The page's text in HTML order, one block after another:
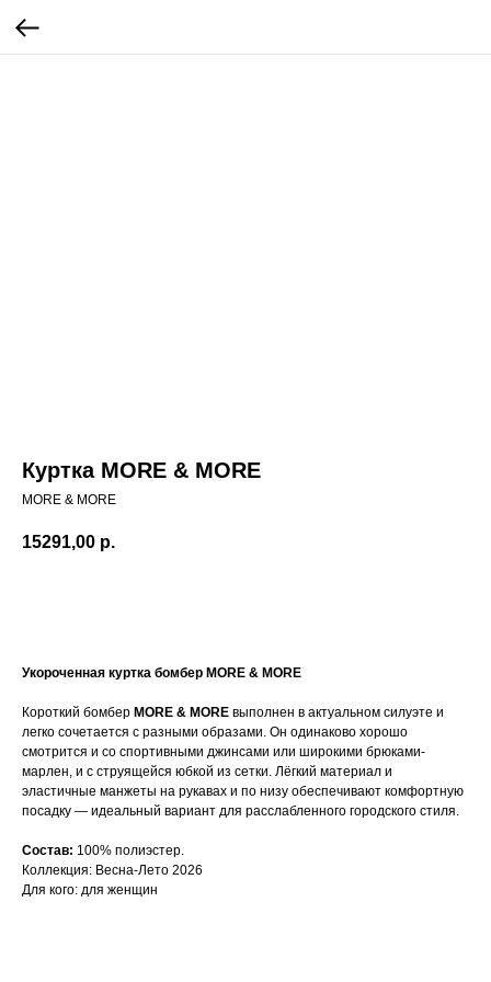
Куртка MORE & MORE
MORE & MORE
15291,00 р.
Укороченная куртка бомбер MORE & MORE
Короткий бомбер MORE & MORE выполнен в актуальном силуэте и
легко сочетается с разными образами. Он одинаково хорошо
смотрится и со спортивными джинсами или широкими брюками-
марлен, и с струящейся юбкой из сетки. Лёгкий материал и
эластичные манжеты на рукавах и по низу обеспечивают комфортную
посадку — идеальный вариант для расслабленного городского стиля.
Состав: 100% полиэстер.
Коллекция: Весна-Лето 2026
Для кого: для женщин